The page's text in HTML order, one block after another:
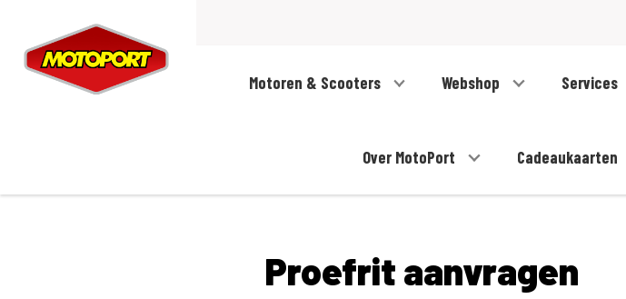
Motoren & Scooters Webshop Services
Over MotoPort Cadeaukaarten
Proefrit aanvragen